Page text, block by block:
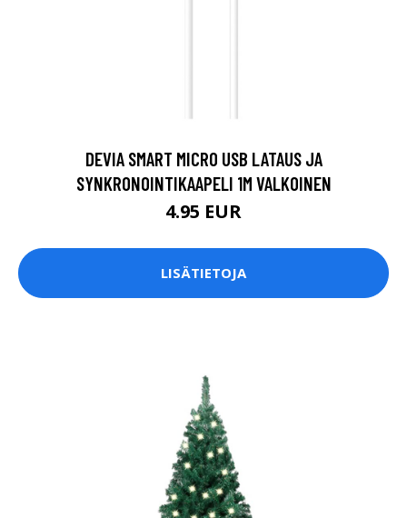
DEVIA SMART MICRO USB LATAUS JA
SYNKRONOINTIKAAPELI 1M VALKOINEN
4.95 EUR
LISÄTIETOJA